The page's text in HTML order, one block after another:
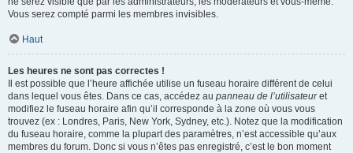
Vous serez compté parmi les membres invisibles.
Haut
Les heures ne sont pas correctes !
Il est possible que l’heure affichée utilise un fuseau horaire différent de celui
dans lequel vous êtes. Dans ce cas, accédez au panneau de l’utilisateuret
modifiez le fuseau horaire afin qu’il corresponde à la zone où vous vous
trouvez (ex : Londres, Paris, New York, Sydney, etc.). Notez que la modification
du fuseau horaire, comme la plupart des paramètres, n’est accessible qu’aux
membres du forum. Donc si vous n’êtes pas enregistré, c’est le bon moment